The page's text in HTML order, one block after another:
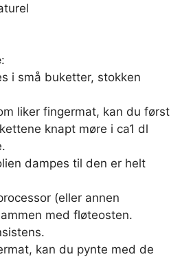
:
i små buketter, stokken
liker fingermat, kan du først
knapt møre i ca1 dl
dampes til den er helt
(eller annen
med fløteosten.
kan du pynte med de